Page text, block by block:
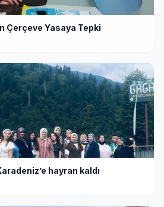
Çerçeve Yasaya Tepki
hayran kaldı